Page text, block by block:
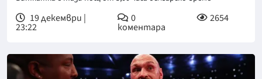
19 декември |
23:22
0
коментара
2654